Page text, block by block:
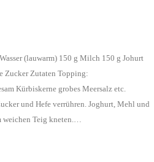
(lauwarm) 150 g Milch 150 g Johurt
Zucker Zutaten Topping:
Kürbiskerne grobes Meersalz etc.
und Hefe verrühren. Joghurt, Mehl und
weichen Teig kneten.…